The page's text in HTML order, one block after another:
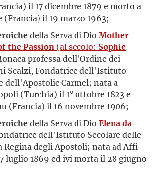
il 17 dicembre 1879 e morto a
(Francia) il 19 marzo 1963;
della Serva di Dio Mother
the Passion (al secolo: Sophie
professa dell'Ordine dei
Scalzi, Fondatrice dell'Istituto
dell'Apostolic Carmel; nata a
(Turchia) il 1° ottobre 1823 e
(Francia) il 16 novembre 1906;
della Serva di Dio Elena da
dell'Istituto Secolare delle
Regina degli Apostoli; nata ad Affi
luglio 1869 ed ivi morta il 28 giugno